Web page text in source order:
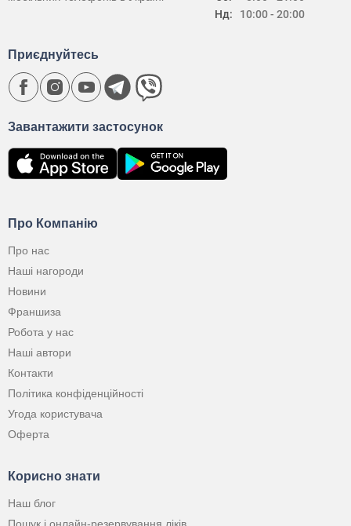
Нд:
10:00 - 20:00
Про Компанію
Про нас
Наші нагороди
Новини
Франшиза
Робота у нас
Наші автори
Контакти
Політика конфіденційності
Угода користувача
Оферта
Корисно знати
Наш блог
Завантажити застосунок
Приєднуйтесь